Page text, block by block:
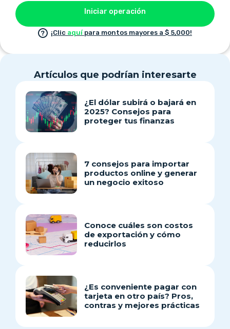
Iniciar operación
¡Clic aquípara montos mayores a $ 5,000!
Artículos que podrían interesarte
¿El dólar subirá o bajará en
2025? Consejos para
proteger tus finanzas
7 consejos para importar
productos online y generar
un negocio exitoso
Conoce cuáles son costos
de exportación y cómo
reducirlos
¿Es conveniente pagar con
tarjeta en otro país? Pros,
contras y mejores prácticas